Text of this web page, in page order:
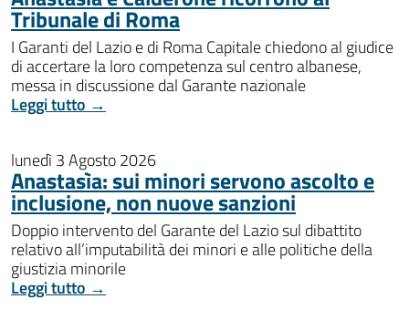
Tribunale di Roma
I Garanti del Lazio e di Roma Capitale chiedono al giudice
di accertare la loro competenza sul centro albanese,
messa in discussione dal Garante nazionale
Leggi tutto →
lunedì 3 Agosto 2026
Anastasìa: sui minori servono ascolto e
inclusione, non nuove sanzioni
Doppio intervento del Garante del Lazio sul dibattito
relativo all’imputabilità dei minori e alle politiche della
giustizia minorile
Leggi tutto →